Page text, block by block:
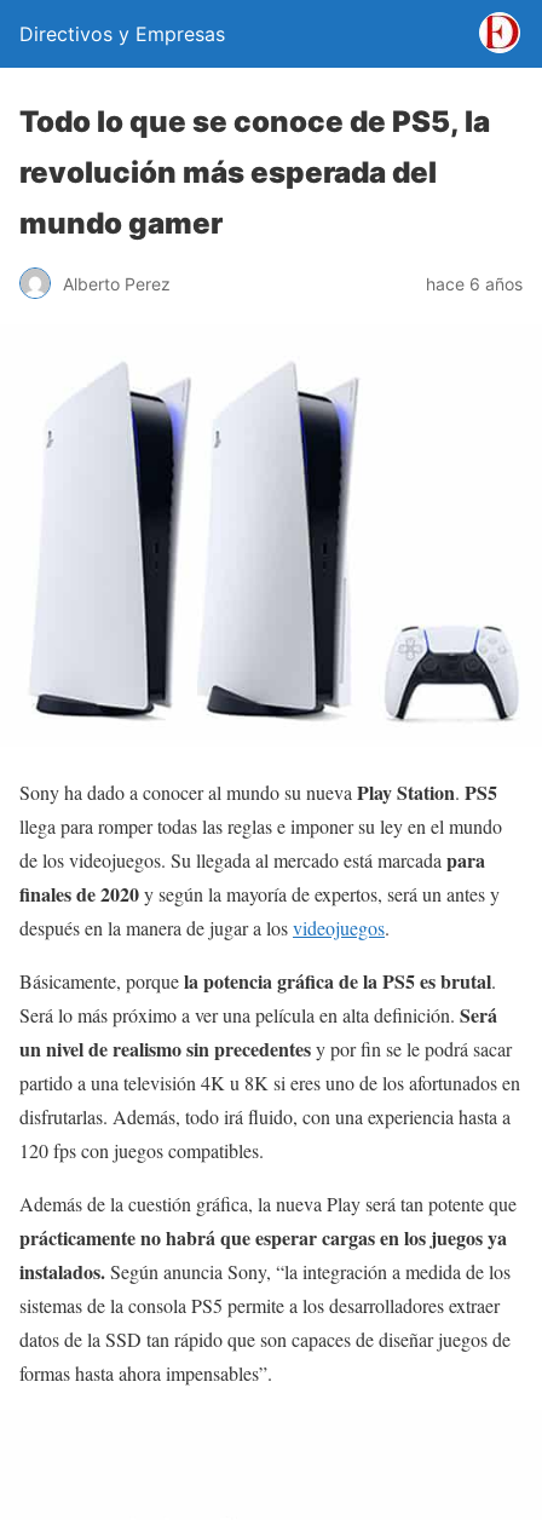
Directivos y Empresas
Todo lo que se conoce de PS5, la
revolución más esperada del
mundo gamer
Alberto Perez hace 6 años
Sony ha dado a conocer al mundo su nueva Play Station. PS5
llega para romper todas las reglas e imponer su ley en el mundo
de los videojuegos. Su llegada al mercado está marcada para
finales de 2020y según la mayoría de expertos, será un antes y
después en la manera de jugar a losvideojuegos.
Básicamente, porquela potencia gráfica de la PS5 es brutal.
Será lo más próximo a ver una película en alta definición. Será
un nivel de realismo sin precedentesy por fin se le podrá sacar
partido a una televisión 4K u 8K si eres uno de los afortunados en
disfrutarlas. Además, todo irá fluido, con una experiencia hasta a
120 fps con juegos compatibles.
Además de la cuestión gráfica, la nueva Play será tan potente que
prácticamente no habrá que esperar cargas en los juegos ya
instalados.Según anuncia Sony, “la integración a medida de los
sistemas de la consola PS5 permite a los desarrolladores extraer
datos de la SSD tan rápido que son capaces de diseñar juegos de
formas hasta ahora impensables”.